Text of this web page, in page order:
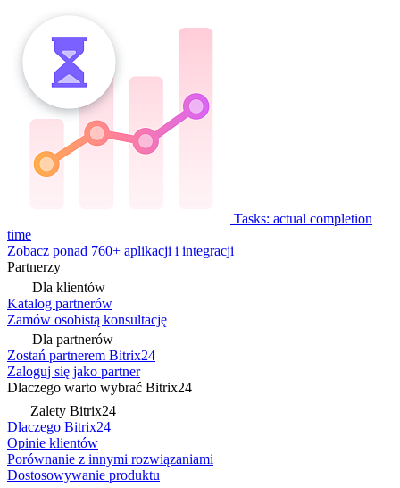
Tasks: actual completion
time
Zobacz ponad 760+ aplikacji i integracji
Partnerzy
Dla klientów
Katalog partnerów
Zamów osobistą konsultację
Dla partnerów
Zostań partnerem Bitrix24
Zaloguj się jako partner
Dlaczego warto wybrać Bitrix24
Zalety Bitrix24
Dlaczego Bitrix24
Opinie klientów
Porównanie z innymi rozwiązaniami
Dostosowywanie produktu